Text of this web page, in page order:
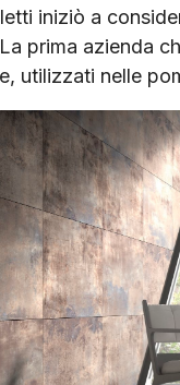
iniziò a
prima azienda
utilizzati nelle